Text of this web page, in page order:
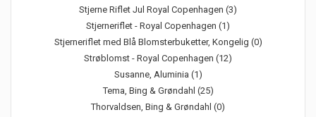
Stjerne Riflet Jul Royal Copenhagen (3)
Stjerneriflet - Royal Copenhagen (1)
Stjerneriflet med Blå Blomsterbuketter, Kongelig (0)
Strøblomst - Royal Copenhagen (12)
Susanne, Aluminia (1)
Tema, Bing & Grøndahl (25)
Thorvaldsen, Bing & Grøndahl (0)